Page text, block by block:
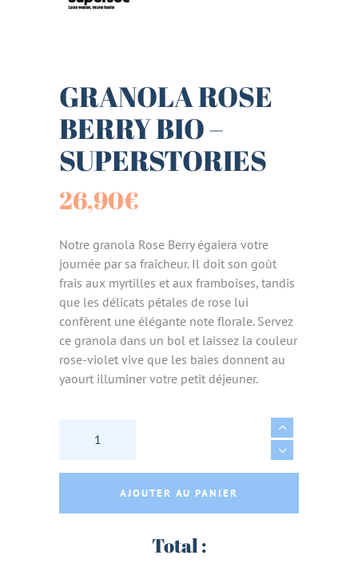
GRANOLA ROSE
BERRY BIO –
SUPERSTORIES
26,90€
Notre granola Rose Berry égaiera votre
journée par sa fraîcheur. Il doit son goût
frais aux myrtilles et aux framboises, tandis
que les délicats pétales de rose lui
confèrent une élégante note florale. Servez
ce granola dans un bol et laissez la couleur
rose-violet vive que les baies donnent au
yaourt illuminer votre petit déjeuner.
GRANOLA ROSE BERRY BIO -
AJOUTER AU PANIER
Total :